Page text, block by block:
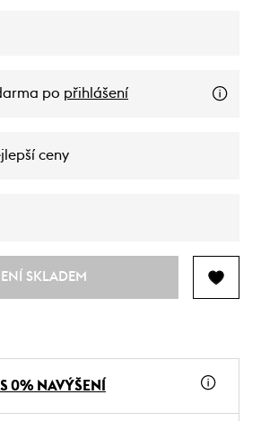
po přihlášení
ceny
SKLADEM
0% NAVÝŠENÍ